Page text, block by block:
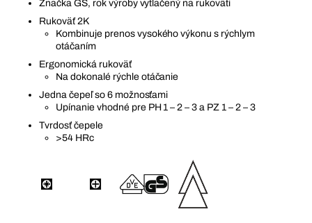
Značka GS, rok výroby vytlačený na rukoväti
Rukoväť 2K
Kombinuje prenos vysokého výkonu s rýchlym
otáčaním
Ergonomická rukoväť
Na dokonalé rýchle otáčanie
Jedna čepeľ so 6 možnosťami
Upínanie vhodné pre PH 1 – 2 – 3 a PZ 1 – 2 – 3
Tvrdosť čepele
>54 HRc